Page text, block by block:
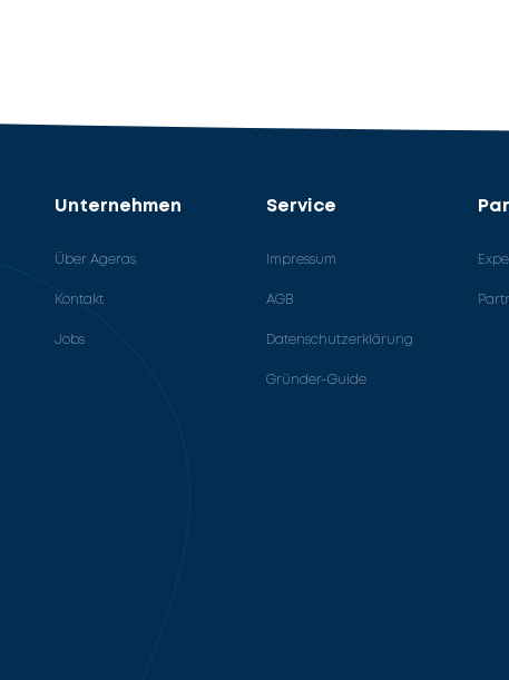
Unternehmen
Über Ageras
Kontakt
Jobs
Service
Impressum
AGB
Datenschutzerklärung
Gründer-Guide